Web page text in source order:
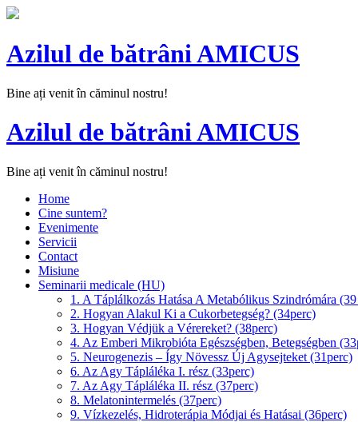
Azilul de bătrâni AMICUS
Bine ați venit în căminul nostru!
Azilul de bătrâni AMICUS
Bine ați venit în căminul nostru!
Home
Cine suntem?
Evenimente
Servicii
Contact
Misiune
Seminarii medicale (HU)
1. A Táplálkozás Hatása A Metabólikus Szindrómára
2. Hogyan Alakul Ki a Cukorbetegség? (34perc)
3. Hogyan Védjük a Vérereket? (38perc)
4. Az Emberi Mikrobióta Egészségben, Betegségben
5. Neurogenezis – Így Növessz Új Agysejteket (31perc)
6. Az Agy Tápláléka I. rész (33perc)
7. Az Agy Tápláléka II. rész (37perc)
8. Melatonintermelés (37perc)
9. Vízkezelés, Hidroterápia Módjai és Hatásai (36perc)